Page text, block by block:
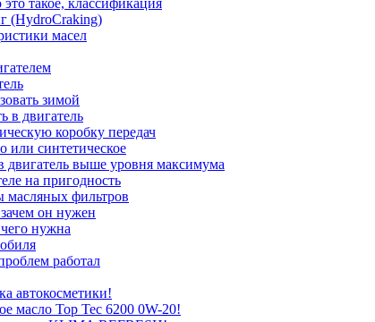
такое, классификация
(НydroСraking)
масел
зимой
в двигатель
коробку передач
или синтетическое
двигатель выше уровня максимума
на пригодность
масляных фильтров
он нужен
нужна
работал
автокосметики!
масло Top Tec 6200 0W-20!